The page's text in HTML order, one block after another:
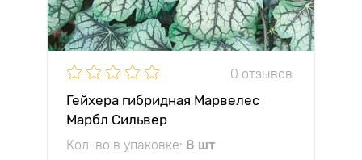
0 отзывов
Гейхера гибридная Марвелес
Марбл Сильвер
Кол-во в упаковке: 8 шт